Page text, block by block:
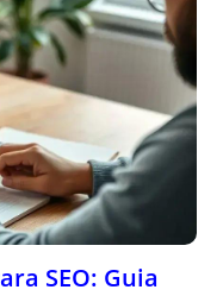
SEO: Guia